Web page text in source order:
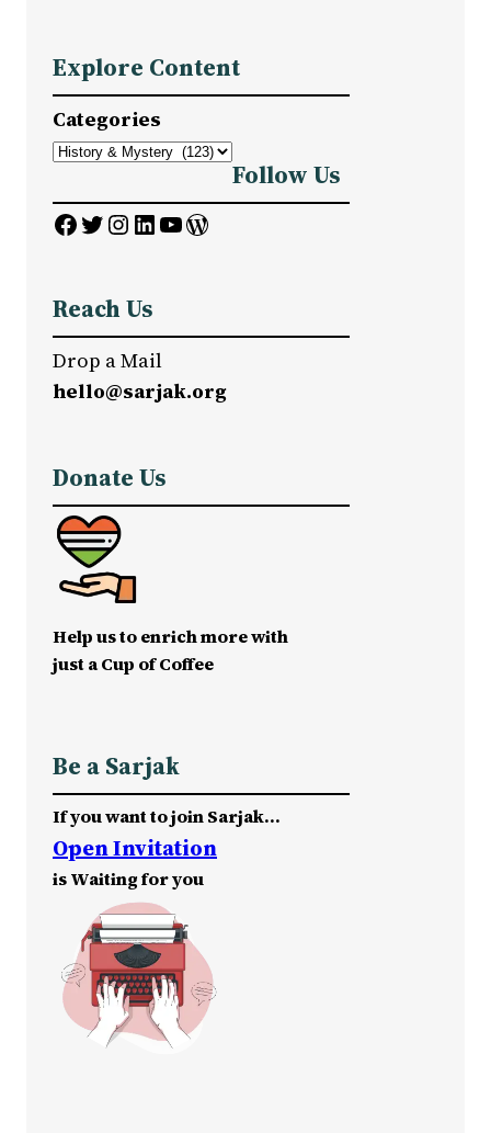
r
c
h
Explore Content
Categories
Follow Us
Facebook Twitter InstagramLinkedIn YouTube WordPress
Reach Us
Drop a Mail
hello@sarjak.org
Donate Us
Help us to enrich more with
just a Cup of Coffee
Be a Sarjak
If you want to join Sarjak…
Open Invitation
is Waiting for you